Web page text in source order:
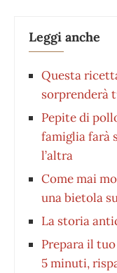
Leggi anche
Questa
sorprenderà
Pepite di
famiglia farà
l’altra
Come mai
una bietola
La storia
Prepara il
5 minuti,